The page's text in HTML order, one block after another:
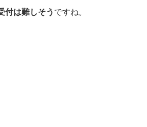
付は難しそう ですね。